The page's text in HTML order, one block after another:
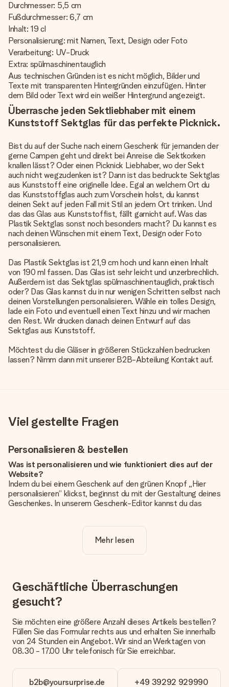
Durchmesser: 5,5 cm
Fußdurchmesser: 6,7 cm
Inhalt: 19 cl
Personalisierung: mit Namen, Text, Design oder Foto
Verarbeitung: UV-Druck
Extra: spülmaschinentauglich
Aus technischen Gründen ist es nicht möglich, Bilder und
Texte mit transparenten Hintergründen einzufügen. Hinter
dem Bild oder Text wird ein weißer Hintergrund angezeigt.
Überrasche jeden Sektliebhaber mit einem
Kunststoff Sektglas für das perfekte Picknick.
Bist du auf der Suche nach einem Geschenk für jemanden der
gerne Campen geht und direkt bei Anreise die Sektkorken
knallen lässt? Oder einen Picknick Liebhaber, wo der Sekt
auch nicht wegzudenken ist? Dann ist das bedruckte Sektglas
aus Kunststoff eine originelle Idee. Egal an welchem Ort du
das Kunststoffglas auch zum Vorschein holst, du kannst
deinen Sekt auf jeden Fall mit Stil an jedem Ort trinken. Und
das dasGlas aus Kunststoffist, fällt garnicht auf. Was das
Plastik Sektglas sonst noch besonders macht? Du kannst es
nach deinen Wünschen mit einem Text, Design oder Foto
personalisieren.
Das Plastik Sektglas ist 21,9 cm hoch und kann einen Inhalt
von 190 ml fassen. Das Glas ist sehr leicht und unzerbrechlich.
Außerdem ist das Sektglas spülmaschinentauglich, praktisch
oder? Das Glas kannst du in nur wenigen Schritten selbst nach
deinen Vorstellungen personalisieren. Wähle ein tolles Design,
lade ein Foto und eventuell einen Text hinzu und wir machen
den Rest. Wir drucken danach deinen Entwurf auf das
Sektglas aus Kunststoff.
Möchtest du die Gläser in größeren Stückzahlen bedrucken
lassen? Nimm dann mit unserer B2B-Abteilung Kontakt auf.
Viel gestellte Fragen
Personalisieren & bestellen
Was ist personalisieren und wie funktioniert dies auf der
Website?
Indem du bei einem Geschenk auf den grünen Knopf „Hier
personalisieren“ klickst, beginnst du mit der Gestaltung deines
Geschenkes. In unserem Geschenk-Editor kannst du das
noch eines unserer angebotenen Designs, um deinem
Geschenk die perfekte Ausstrahlung zu verleihen.
Personalisierung. So ist und bleibt es übersichtlich!
Hat mein Foto die richtige Qualität?
Wir möchten sicherstellen, dass du mit deinem Geschenk
rundum zufrieden bist. Deshalb ist es wichtig, qualitativ
hochwertige Fotos zu verwenden. Wenn du dir nicht sicher
bist, ob dein Bild die erforderliche Qualität aufweist, wende
dich bitte an unseren Kundenservice und füge dein Foto
möchtest. Unser Kundenservice kann dann die Qualität für
dich überprüfen!
Mehr lesen
Geschäftliche Überraschungen
gesucht?
Sie möchten eine größere Anzahl dieses Artikels bestellen?
Füllen Sie das Formular rechts aus und erhalten Sie innerhalb
von 24 Stunden ein Angebot. Wir sind an Werktagen von
08.30 - 17.00 Uhr telefonisch für Sie erreichbar.
b2b@yoursurprise.de +49 39292 929990